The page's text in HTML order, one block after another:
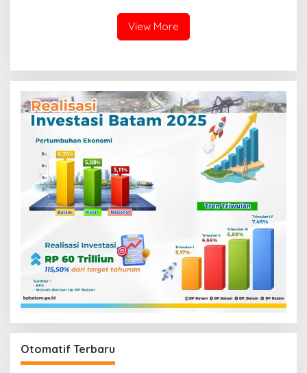
View More
Otomatif Terbaru